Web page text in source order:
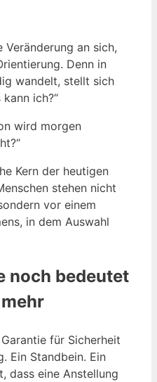
an sich,
Denn in
wandelt, stellt sich
ich?“
wird morgen
Kern der heutigen
stehen nicht
vor einem
in dem Auswahl
noch bedeutet
für Sicherheit
Ein Standbein. Ein
dass eine Anstellung